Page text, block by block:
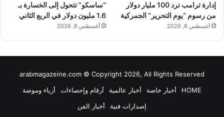
إدارة ترامب ترد 100 مليار دولار
من رسوم “يوم التحرير” الجمركية
أغسطس 6, 2026
“ساسكو” تتحول إلى الخسارة بـ
1.6 مليون دولار في الربع الثاني
أغسطس 6, 2026
arabmagazeine.com © Copyright 2026, All Rights Reserved
HOME
أخبار خاصة أخبار عالمية أرقام وإحصاءات
أزياء وموضة
إصدارات فنية
أخبار الفن